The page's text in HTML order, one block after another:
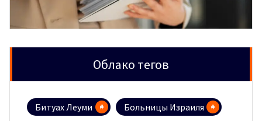
Облако тегов
Битуах Леуми
Больницы Израиля